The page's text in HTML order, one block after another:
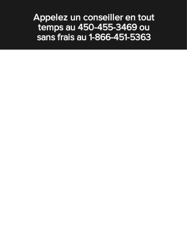
Appelez un conseiller en tout
temps au 450-455-3469ou
sans frais au 1-866-451-5363